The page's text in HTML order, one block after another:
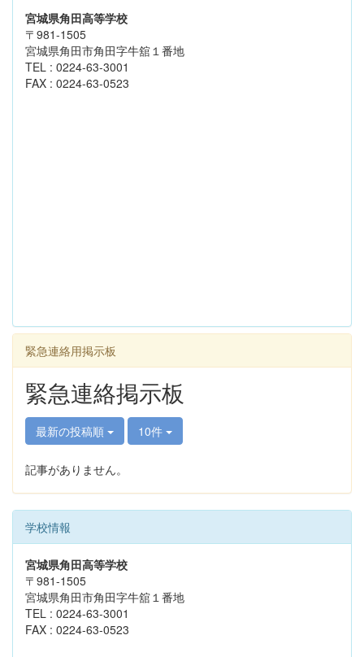
宮城県角田高等学校
〒981-1505
宮城県角田市角田字牛舘１番地
TEL : 0224-63-3001
FAX : 0224-63-0523
緊急連絡用掲示板
緊急連絡掲示板
最新の投稿順 10件
記事がありません。
学校情報
宮城県角田高等学校
〒981-1505
宮城県角田市角田字牛舘１番地
TEL : 0224-63-3001
FAX : 0224-63-0523